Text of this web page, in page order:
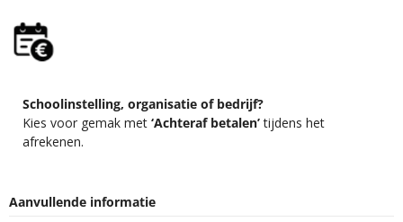
Schoolinstelling, organisatie of bedrijf?
Kies voor gemak met ‘Achteraf betalen’tijdens het
afrekenen.
Aanvullende informatie